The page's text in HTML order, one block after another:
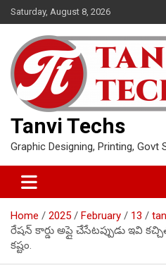
Skip
to
content
Saturday, August 8, 2026
Tanvi Techs
Graphic Designing, Printing, Govt
Home 2025 February 13
రేషన్ కార్డు అప్లై చేసేటప్పుడు ఇవి
కష్టం.